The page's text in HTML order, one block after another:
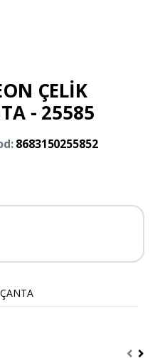
ÇELİK
- 25585
8683150255852